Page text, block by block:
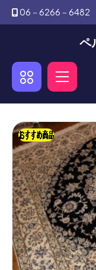
06－6266－6482
ペ